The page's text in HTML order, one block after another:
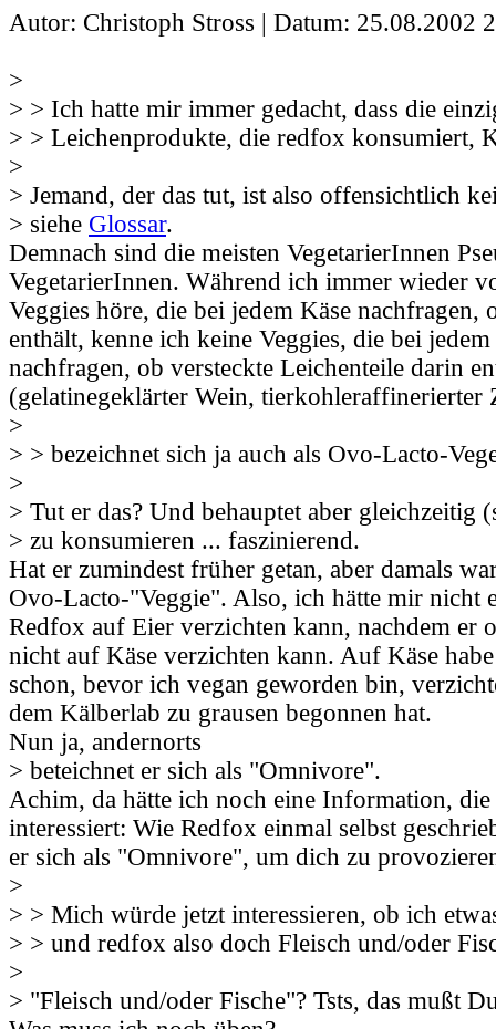
Autor: Christoph Stross | Datum: 25.08.2002
>
> > Ich hatte mir immer gedacht, dass die
> > Leichenprodukte, die redfox konsumiert,
>
> Jemand, der das tut, ist also offensichtlich
> siehe Glossar.
Demnach sind die meisten VegetarierInnen
VegetarierInnen. Während ich immer wieder
Veggies höre, die bei jedem Käse nachfragen,
enthält, kenne ich keine Veggies, die bei
nachfragen, ob versteckte Leichenteile darin
(gelatinegeklärter Wein, tierkohleraffinerierter
>
> > bezeichnet sich ja auch als Ovo-Lacto-
>
> Tut er das? Und behauptet aber gleichzeitig
> zu konsumieren ... faszinierend.
Hat er zumindest früher getan, aber damals
Ovo-Lacto-"Veggie". Also, ich hätte mir nicht
Redfox auf Eier verzichten kann, nachdem er
nicht auf Käse verzichten kann. Auf Käse
schon, bevor ich vegan geworden bin,
dem Kälberlab zu grausen begonnen hat.
Nun ja, andernorts
> beteichnet er sich als "Omnivore".
Achim, da hätte ich noch eine Information,
interessiert: Wie Redfox einmal selbst
er sich als "Omnivore", um dich zu
>
> > Mich würde jetzt interessieren, ob ich
> > und redfox also doch Fleisch und/oder
>
> "Fleisch und/oder Fische"? Tsts, das mußt